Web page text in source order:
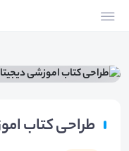
طراحی کتاب